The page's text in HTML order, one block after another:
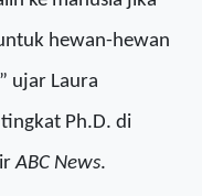
hewan-hewan
” ujar Laura
Ph.D. di
ABC News.